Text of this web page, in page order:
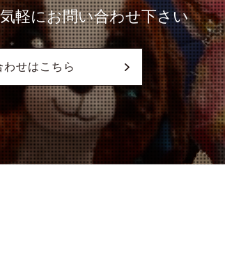
軽にお問い合わせ下さい
わせはこちら